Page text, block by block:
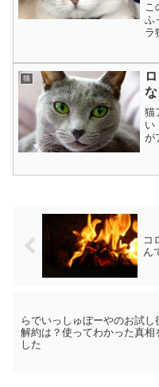
こ
ふ
ラ
食
猫
猫
い
が
ア
コ
ん
らでいっしゅぼーやのお試し
解約は？使ってわかった真相
した